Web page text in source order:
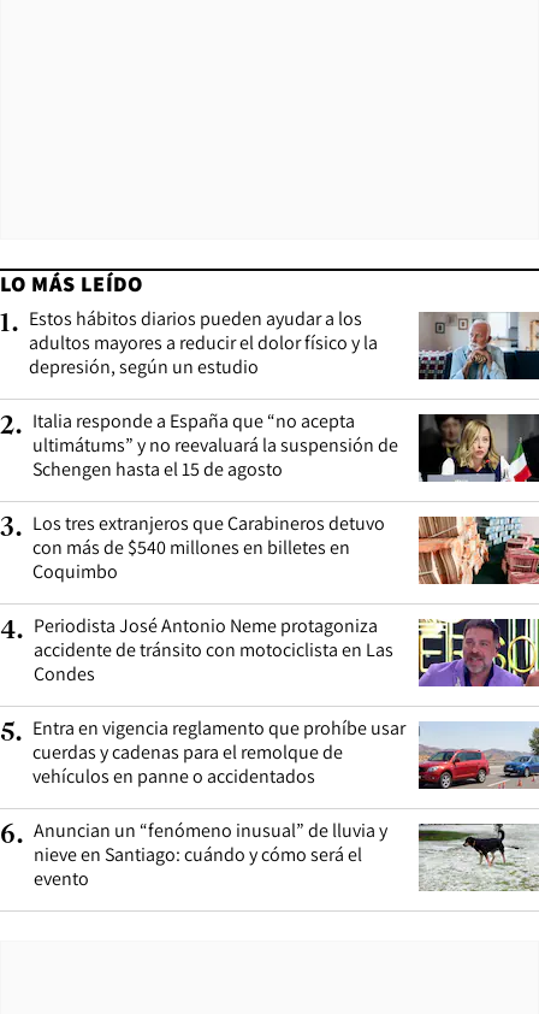
LO MÁS LEÍDO
1. Estos hábitos diarios pueden ayudar a los
adultos mayores a reducir el dolor físico y la
depresión, según un estudio
2. Italia responde a España que “no acepta
ultimátums” y no reevaluará la suspensión de
Schengen hasta el 15 de agosto
3. Los tres extranjeros que Carabineros detuvo
con más de $540 millones en billetes en
Coquimbo
4. Periodista José Antonio Neme protagoniza
accidente de tránsito con motociclista en Las
Condes
5. Entra en vigencia reglamento que prohíbe usar
cuerdas y cadenas para el remolque de
vehículos en panne o accidentados
6. Anuncian un “fenómeno inusual” de lluvia y
nieve en Santiago: cuándo y cómo será el
evento